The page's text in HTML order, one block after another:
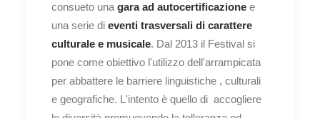
consueto una gara ad autocertificazione e
una serie di eventi trasversali di carattere
culturale e musicale. Dal 2013 il Festival si
pone come obiettivo l'utilizzo dell'arrampicata
per abbattere le barriere linguistiche , culturali
e geografiche. L'intento è quello di accogliere